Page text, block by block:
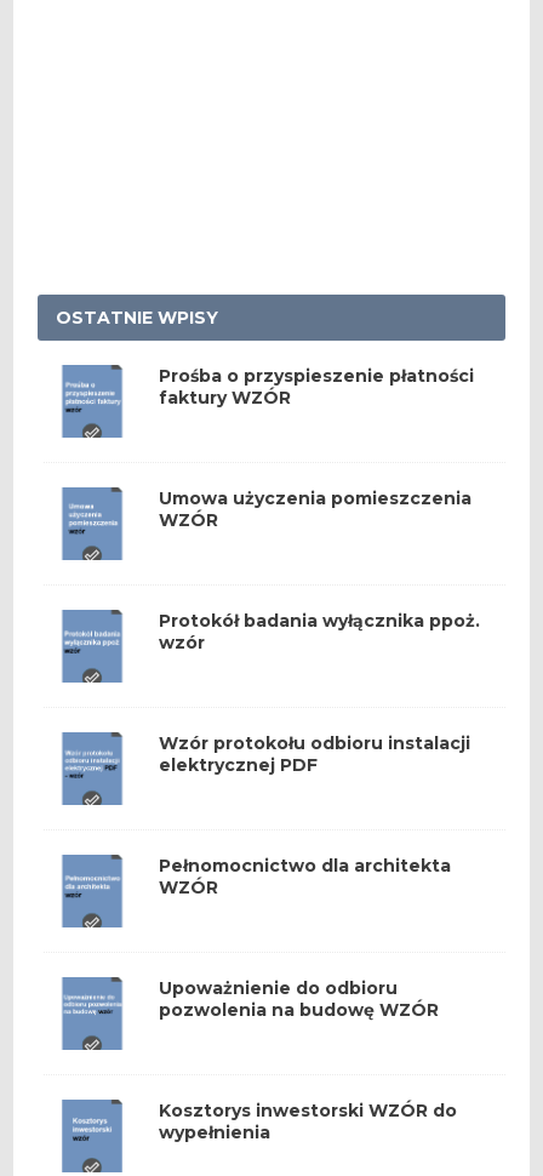
OSTATNIE WPISY
Prośba o przyspieszenie płatności
faktury WZÓR
Umowa użyczenia pomieszczenia
WZÓR
Protokół badania wyłącznika ppoż.
wzór
Wzór protokołu odbioru instalacji
elektrycznej PDF
Pełnomocnictwo dla architekta
WZÓR
Upoważnienie do odbioru
pozwolenia na budowę WZÓR
Kosztorys inwestorski WZÓR do
wypełnienia